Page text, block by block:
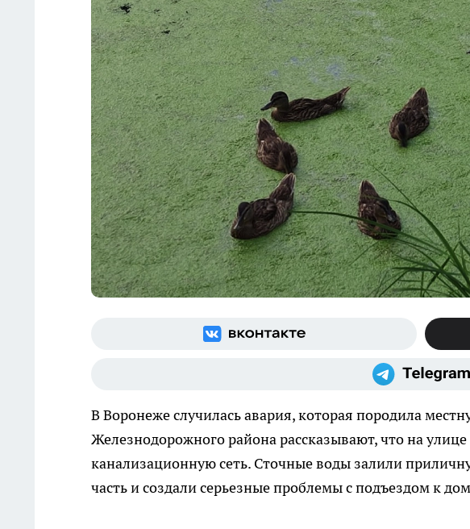
В Воронеже случилась авария, которая породила
Железнодорожного района рассказывают, что на
канализационную сеть. Сточные воды залили
часть и создали серьезные проблемы с подъездом к